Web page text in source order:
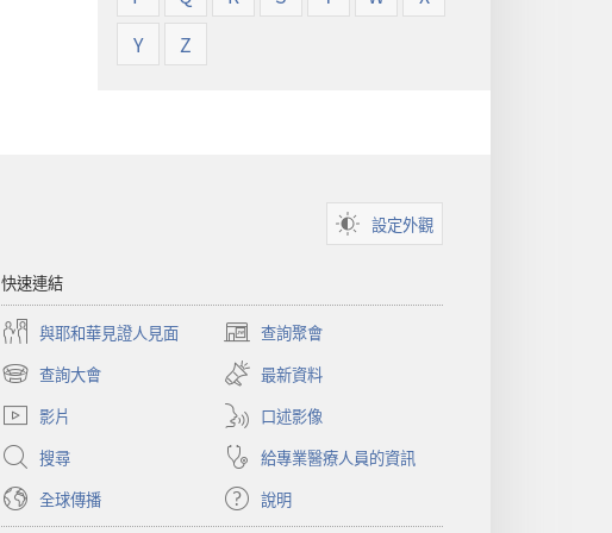
Y
Z
設定外觀
快速連結
與耶和華見證人見面 查詢聚會
（開
啟
新
視
窗）
查詢大會
（開
啟
新
視
窗）
最新資料
影片
口述影像
搜尋
給專業醫療人員的資訊
全球傳播
說明